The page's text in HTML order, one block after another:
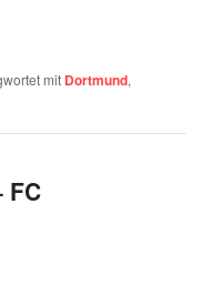
mit Dortmund,
FC